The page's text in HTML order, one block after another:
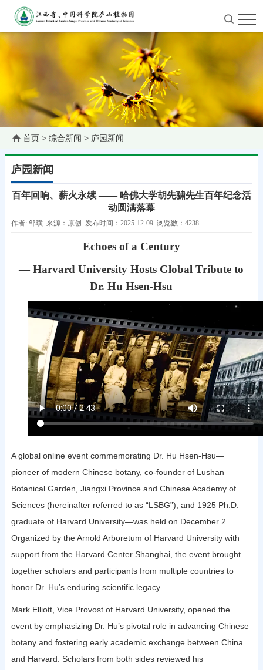
首页> 综合新闻 > 庐园新闻
庐园新闻
百年回响、薪火永续 —— 哈佛大学胡先骕先生百年纪念活
动圆满落幕
作者: 邹璜 来源：原创 发布时间：2025-12-09 浏览数：4238
Echoes of a Century
— Harvard University Hosts Global Tribute to
Dr. Hu Hsen-Hsu
A global online event commemorating Dr. Hu Hsen-Hsu—
pioneer of modern Chinese botany, co-founder of Lushan
Botanical Garden, Jiangxi Province and Chinese Academy of
Sciences (hereinafter referred to as “LSBG”), and 1925 Ph.D.
graduate of Harvard University—was held on December 2.
Organized by the Arnold Arboretum of Harvard University with
support from the Harvard Center Shanghai, the event brought
together scholars and participants from multiple countries to
honor Dr. Hu’s enduring scientific legacy.
Mark Elliott, Vice Provost of Harvard University, opened the
event by emphasizing Dr. Hu’s pivotal role in advancing Chinese
botany and fostering early academic exchange between China
and Harvard. Scholars from both sides reviewed his